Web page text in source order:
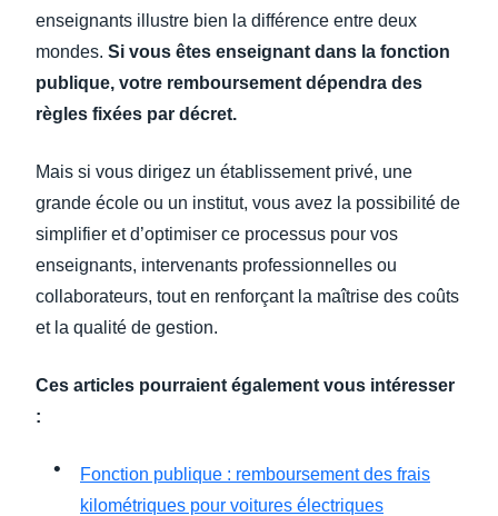
enseignants illustre bien la différence entre deux
mondes. Si vous êtes enseignant dans la fonction
publique, votre remboursement dépendra des
règles fixées par décret.
Mais si vous dirigez un établissement privé, une
grande école ou un institut, vous avez la possibilité de
simplifier et d’optimiser ce processus pour vos
enseignants, intervenants professionnelles ou
collaborateurs, tout en renforçant la maîtrise des coûts
et la qualité de gestion.
Ces articles pourraient également vous intéresser
:
Fonction publique : remboursement des frais
kilométriques pour voitures électriques